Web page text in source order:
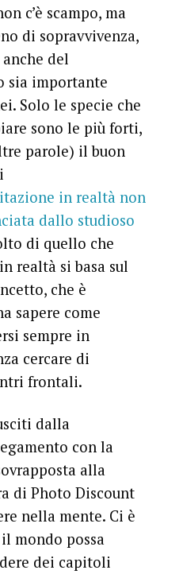
c’è scampo, ma
di sopravvivenza,
del
sia importante
Solo le specie che
sono le più forti,
parole) il buon
in realtà non
dallo studioso
di quello che
realtà si basa sul
che è
sapere come
sempre in
cercare di
frontali.
dalla
con la
alla
di Photo Discount
nella mente. Ci è
mondo possa
dei capitoli